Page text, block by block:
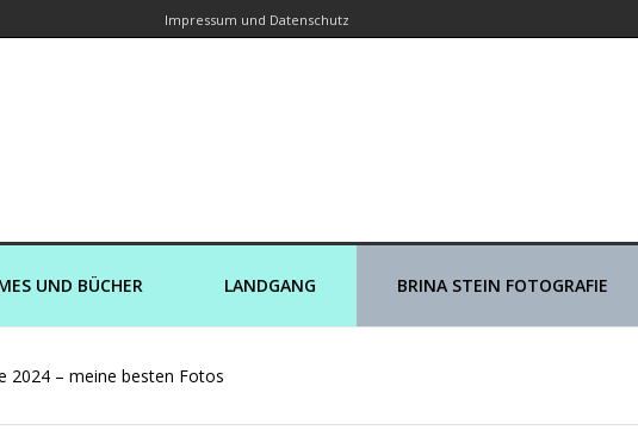
Impressum und Datenschutz
UND BÜCHER LANDGANG BRINA STEIN FOTOGRAFIE
2024 – meine besten Fotos